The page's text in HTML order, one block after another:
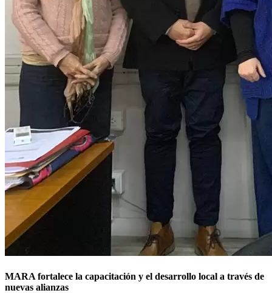
MARA fortalece la capacitación y el desarrollo local a través de
nuevas alianzas